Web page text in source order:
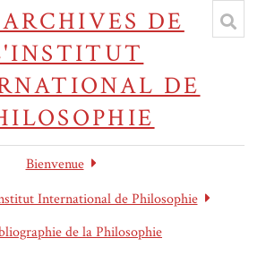
DE
DE
Bienvenue
International de Philosophie
de la Philosophie